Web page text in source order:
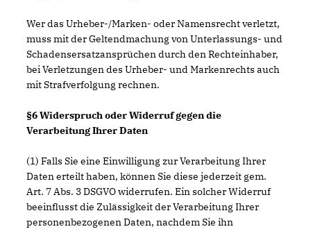
Wer das Urheber-/Marken- oder Namensrecht verletzt,
muss mit der Geltendmachung von Unterlassungs- und
Schadensersatzansprüchen durch den Rechteinhaber,
bei Verletzungen des Urheber- und Markenrechts auch
mit Strafverfolgung rechnen.
§6 Widerspruch oder Widerruf gegen die
Verarbeitung Ihrer Daten
(1) Falls Sie eine Einwilligung zur Verarbeitung Ihrer
Daten erteilt haben, können Sie diese jederzeit gem.
Art. 7 Abs. 3 DSGVO widerrufen. Ein solcher Widerruf
beeinflusst die Zulässigkeit der Verarbeitung Ihrer
personenbezogenen Daten, nachdem Sie ihn